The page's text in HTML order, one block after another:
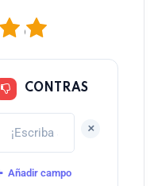
5
CONTRAS
+
Añadir campo